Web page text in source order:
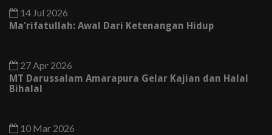
14 Jul 2026
Ma'rifatullah: Awal Dari Ketenangan Hidup
27 Apr 2026
MT Darussalam Amarapura Gelar Kajian dan Halal
Bihalal
10 Mar 2026